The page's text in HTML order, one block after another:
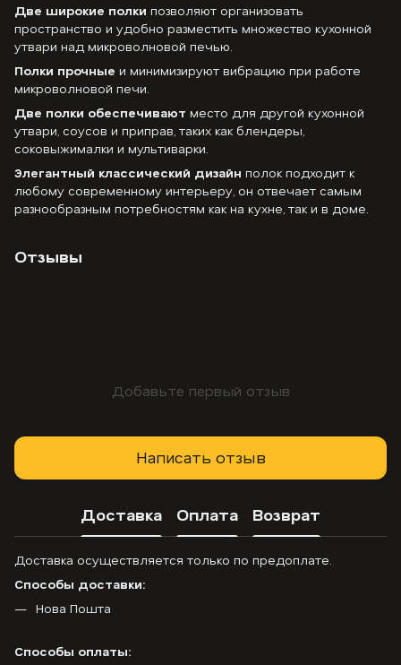
Две широкие полки позволяют организовать
пространство и удобно разместить множество кухонной
утвари над микроволновой печью.
Полки прочные и минимизируют вибрацию при работе
микроволновой печи.
Две полки обеспечивают место для другой кухонной
утвари, соусов и приправ, таких как блендеры,
соковыжималки и мультиварки.
Элегантный классический дизайн полок подходит к
любому современному интерьеру, он отвечает самым
разнообразным потребностям как на кухне, так и в доме.
Отзывы
Добавьте первый отзыв
Написать отзыв
Доставка Оплата Возврат
Доставка осуществляется только по предоплате.
Способы доставки:
Нова Пошта
Способы оплаты: